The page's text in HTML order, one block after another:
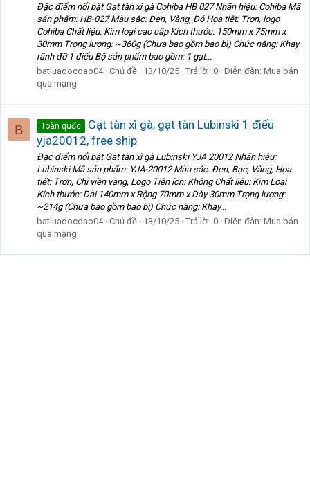
Đặc điểm nổi bật Gạt tàn xì gà Cohiba HB 027 Nhãn hiệu: Cohiba Mã
sản phẩm: HB-027 Màu sắc: Đen, Vàng, Đỏ Họa tiết: Trơn, logo
Cohiba Chất liệu: Kim loại cao cấp Kích thước: 150mm x 75mm x
30mm Trọng lượng: ~360g (Chưa bao gồm bao bì) Chức năng: Khay
rãnh đỡ 1 điếu Bộ sản phẩm bao gồm: 1 gạt...
batluadocdao04 Chủ đề 13/10/25 Trả lời: 0 Diễn đàn: Mua bán
qua mạng
B Toàn quốc
Gạt tàn xì gà, gạt tàn Lubinski 1 điếu
yja20012, free ship
Đặc điểm nổi bật Gạt tàn xì gà Lubinski YJA 20012 Nhãn hiệu:
Lubinski Mã sản phẩm: YJA-20012 Màu sắc: Đen, Bạc, Vàng, Họa
tiết: Trơn, Chỉ viền vàng, Logo Tiện ích: Không Chất liệu: Kim Loại
Kích thước: Dài 140mm x Rộng 70mm x Dày 30mm Trọng lượng:
~214g (Chưa bao gồm bao bì) Chức năng: Khay...
batluadocdao04 Chủ đề 13/10/25 Trả lời: 0 Diễn đàn: Mua bán
qua mạng